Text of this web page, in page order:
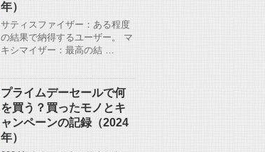
年）
サティスファイザー：ある程度
の結果で納得するユーザー。 マ
キシマイザー：最高の結 …
プライムデーセールで何
を買う？買ったモノとキ
ャンペーンの記録（2024
年）